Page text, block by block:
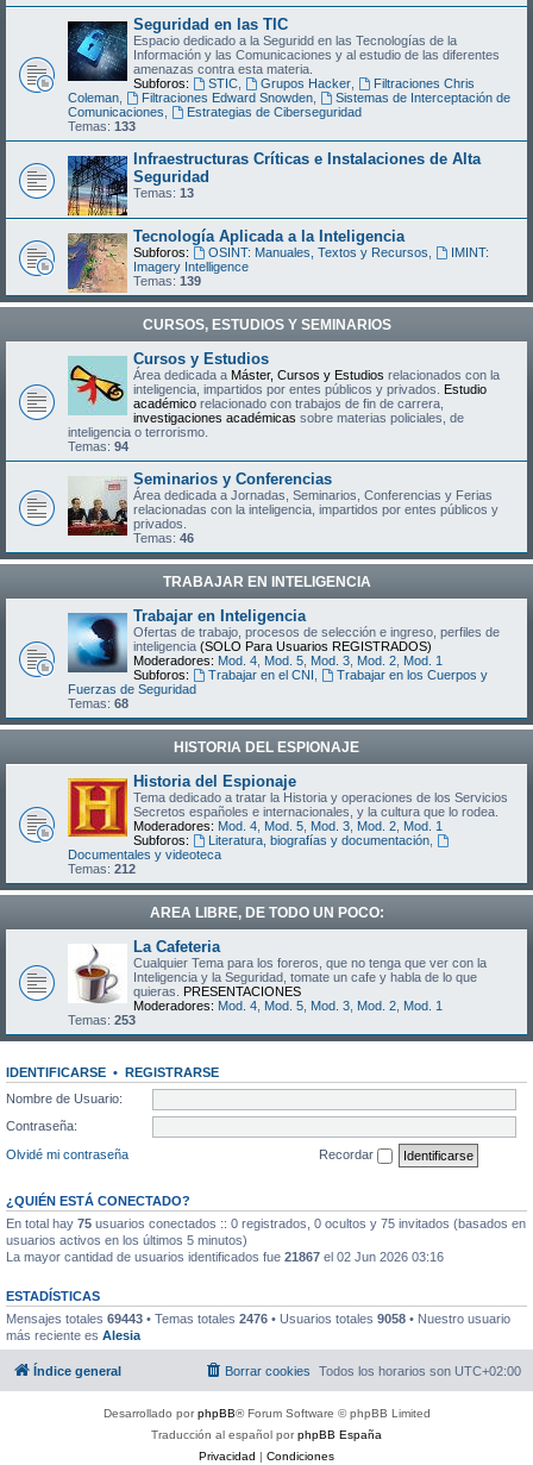
Seguridad en las TIC
Espacio dedicado a la Seguridd en las Tecnologías de la
Información y las Comunicaciones y al estudio de las diferentes
amenazas contra esta materia.
Subforos:
STIC, Grupos Hacker,
Filtraciones Chris
Coleman
Filtraciones Edward Snowden,
Sistemas de Interceptación de
Comunicaciones
Estrategias de Ciberseguridad
Temas: 133
Infraestructuras Críticas e Instalaciones de Alta
Seguridad
Temas: 13
Tecnología Aplicada a la Inteligencia
Subforos: OSINT: Manuales, Textos y Recursos
IMINT:
Imagery Intelligence
Temas: 139
CURSOS, ESTUDIOS Y SEMINARIOS
Cursos y Estudios
Área dedicada a Máster, Cursos y Estudios relacionados con la
inteligencia, impartidos por entes públicos y privados. Estudio
académico relacionado con trabajos de fin de carrera,
investigaciones académicas sobre materias policiales, de
inteligencia o terrorismo.
Temas: 94
Seminarios y Conferencias
Área dedicada a Jornadas, Seminarios, Conferencias y Ferias
relacionadas con la inteligencia, impartidos por entes públicos y
privados.
Temas: 46
TRABAJAR EN INTELIGENCIA
Trabajar en Inteligencia
Ofertas de trabajo, procesos de selección e ingreso, perfiles de
inteligencia (SOLO Para Usuarios REGISTRADOS)
Moderadores: Mod. 4 Mod. 5 Mod. 3 Mod. 2 Mod. 1
Subforos:
Trabajar en el CNI
Trabajar en los Cuerpos y
Fuerzas de Seguridad
Temas: 68
HISTORIA DEL ESPIONAJE
Historia del Espionaje
Tema dedicado a tratar la Historia y operaciones de los Servicios
Secretos españoles e internacionales, y la cultura que lo rodea.
Moderadores: Mod. 4 Mod. 5 Mod. 3 Mod. 2 Mod. 1
Subforos:
Literatura, biografías y documentación,
Documentales y videoteca
Temas: 212
AREA LIBRE, DE TODO UN POCO:
La Cafeteria
Cualquier Tema para los foreros, que no tenga que ver con la
Inteligencia y la Seguridad, tomate un cafe y habla de lo que
quieras. PRESENTACIONES
Moderadores: Mod. 4 Mod. 5 Mod. 3 Mod. 2 Mod. 1
Temas: 253
IDENTIFICARSE • REGISTRARSE
Nombre de Usuario:
Contraseña:
Olvidé mi contraseña
Recordar
¿QUIÉN ESTÁ CONECTADO?
En total hay 75 usuarios conectados :: 0 registrados, 0 ocultos y 75 invitados (basados en
usuarios activos en los últimos 5 minutos)
La mayor cantidad de usuarios identificados fue 21867 el 02 Jun 2026 03:16
ESTADÍSTICAS
Mensajes totales 69443 • Temas totales 2476 • Usuarios totales 9058 • Nuestro usuario
más reciente es Alesia
Índice general Todos los horarios son UTC+02:00
Borrar cookies
Desarrollado porphpBB® Forum Software © phpBB Limited
Traducción al español porphpBB España
Privacidad | Condiciones